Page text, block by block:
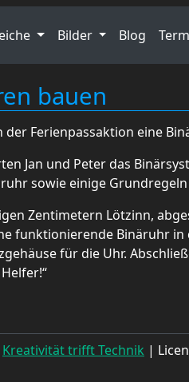
Bilder Blog
bauen
der Ferienpassaktion eine
Jan und Peter das
sowie einige Grundregeln
Zentimetern Lötzinn,
funktionierende Binäruhr in
für die Uhr.
Kreativität trifft Technik |